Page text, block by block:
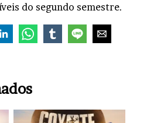
do segundo semestre.